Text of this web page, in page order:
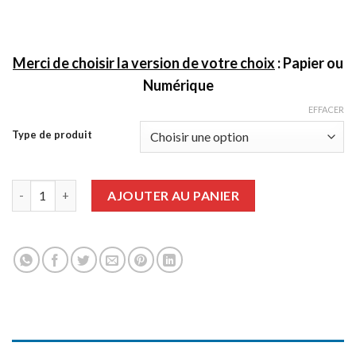
Merci de choisir la version de votre choix: Papier ou
Numérique
Type de produit
EFFACER
AJOUTER AU PANIER